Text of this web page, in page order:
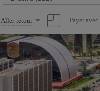
Sélectionnez
une
option
Aller-retour Payer